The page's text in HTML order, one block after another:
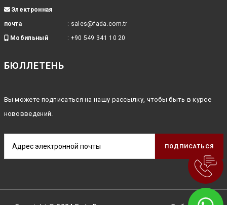
Электронная
почта
: sales@fada.com.tr
Мобильный
: +90 549 341 10 20
БЮЛЛЕТЕНЬ
Вы можете подписаться на нашу рассылку, чтобы быть в курсе
нововведений.